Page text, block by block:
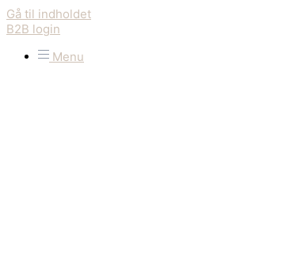
Gå til indholdet
B2B login
Menu